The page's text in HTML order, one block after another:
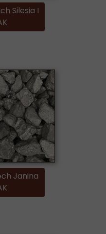
Janina
Silesia I